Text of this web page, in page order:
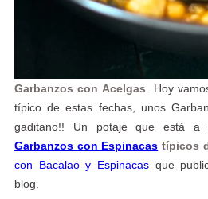
Garbanzos con Acelgas . Hoy
típico de estas fechas, unos
gaditano!! Un potaje que está a
Garbanzos con Espinacas típicos
con Bacalao y Espinacasque
blog.